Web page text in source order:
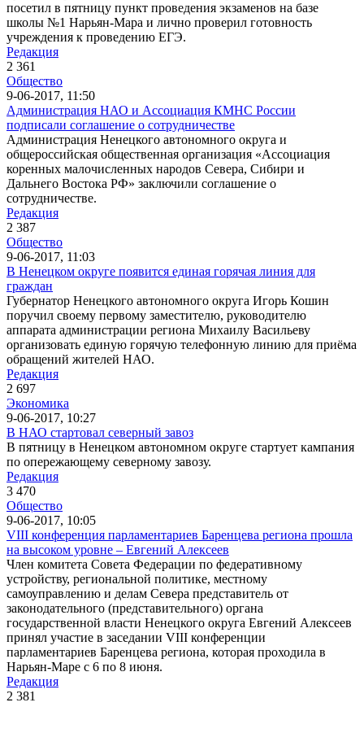
посетил в пятницу пункт проведения экзаменов на базе
школы №1 Нарьян-Мара и лично проверил готовность
учреждения к проведению ЕГЭ.
Редакция
2 361
Общество
9-06-2017, 11:50
Администрация НАО и Ассоциация КМНС России
подписали соглашение о сотрудничестве
Администрация Ненецкого автономного округа и
общероссийская общественная организация «Ассоциация
коренных малочисленных народов Севера, Сибири и
Дальнего Востока РФ» заключили соглашение о
сотрудничестве.
Редакция
2 387
Общество
9-06-2017, 11:03
В Ненецком округе появится единая горячая линия для
граждан
Губернатор Ненецкого автономного округа Игорь Кошин
поручил своему первому заместителю, руководителю
аппарата администрации региона Михаилу Васильеву
организовать единую горячую телефонную линию для приёма
обращений жителей НАО.
Редакция
2 697
Экономика
9-06-2017, 10:27
В НАО стартовал северный завоз
В пятницу в Ненецком автономном округе стартует кампания
по опережающему северному завозу.
Редакция
3 470
Общество
9-06-2017, 10:05
VIII конференция парламентариев Баренцева региона прошла
на высоком уровне – Евгений Алексеев
Член комитета Совета Федерации по федеративному
устройству, региональной политике, местному
самоуправлению и делам Севера представитель от
законодательного (представительного) органа
государственной власти Ненецкого округа Евгений Алексеев
принял участие в заседании VIII конференции
парламентариев Баренцева региона, которая проходила в
Нарьян-Маре с 6 по 8 июня.
Редакция
2 381